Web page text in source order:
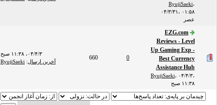
RyujiSaeki
۰۴/۳/۳۱، ۰۱:۵۸
عصر
EZG.com
Reviews - Level
Up Gaming Exp -
Best Currency
Assistance Hub
RyujiSaeki ،۰۴/۴/۳،
۱۱:۳۸ صبح
660
۰۴/۴/۳، ۱۱:۳۸ صبح
آخرین ارسال:
RyujiSaeki